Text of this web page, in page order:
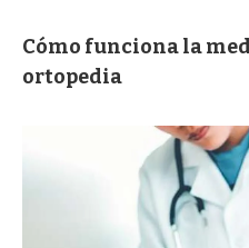
Cómo funciona la
ortopedia